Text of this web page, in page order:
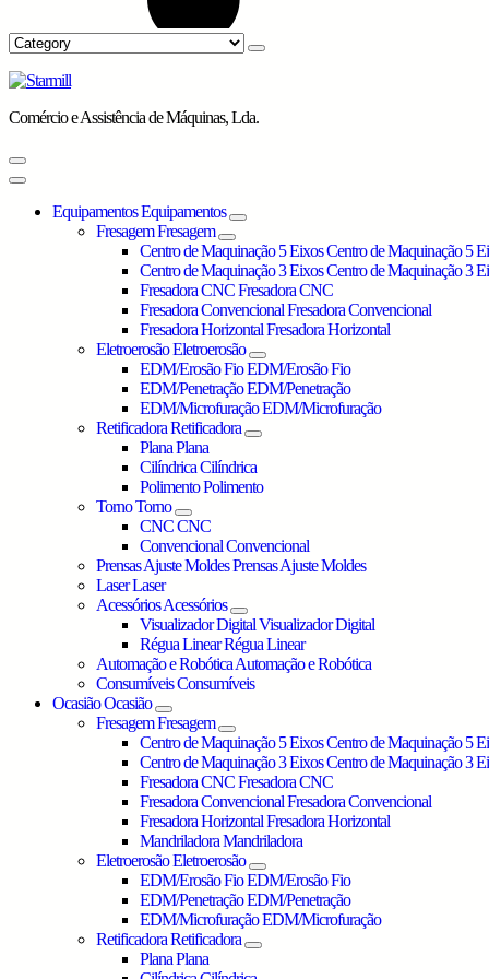
Comércio e Assistência de Máquinas, Lda.
EquipamentosEquipamentos
FresagemFresagem
Centro de Maquinação 5 EixosCentro de Maquinação 5
Centro de Maquinação 3 EixosCentro de Maquinação 3
Fresadora CNCFresadora CNC
Fresadora ConvencionalFresadora Convencional
Fresadora HorizontalFresadora Horizontal
EletroerosãoEletroerosão
EDM/Erosão FioEDM/Erosão Fio
EDM/PenetraçãoEDM/Penetração
EDM/MicrofuraçãoEDM/Microfuração
RetificadoraRetificadora
PlanaPlana
CilíndricaCilíndrica
PolimentoPolimento
TornoTorno
CNCCNC
ConvencionalConvencional
Prensas Ajuste MoldesPrensas Ajuste Moldes
LaserLaser
AcessóriosAcessórios
Visualizador DigitalVisualizador Digital
Régua LinearRégua Linear
Automação e RobóticaAutomação e Robótica
ConsumíveisConsumíveis
OcasiãoOcasião
FresagemFresagem
Centro de Maquinação 5 EixosCentro de Maquinação 5
Centro de Maquinação 3 EixosCentro de Maquinação 3
Fresadora CNCFresadora CNC
Fresadora ConvencionalFresadora Convencional
Fresadora HorizontalFresadora Horizontal
MandriladoraMandriladora
EletroerosãoEletroerosão
EDM/Erosão FioEDM/Erosão Fio
EDM/PenetraçãoEDM/Penetração
EDM/MicrofuraçãoEDM/Microfuração
RetificadoraRetificadora
PlanaPlana